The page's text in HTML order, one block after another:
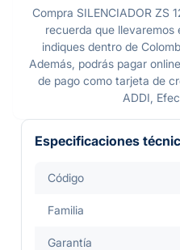
Compra SILENCIADOR ZS
recuerda que
indiques dentro de
Además, podrás pagar
de pago como tarjeta de
ADDI,
Especificaciones
Código
Familia
Garantía